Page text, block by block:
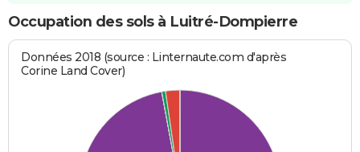
Occupation des sols à Luitré-Dompierre
Données 2018 (source : Linternaute.com d'après
Corine Land Cover)